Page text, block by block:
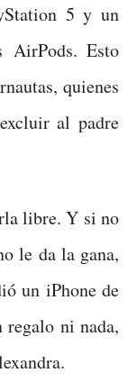
5 y un
AirPods. Esto
quienes
al padre
libre. Y si no
le da la gana,
un iPhone de
ni nada,